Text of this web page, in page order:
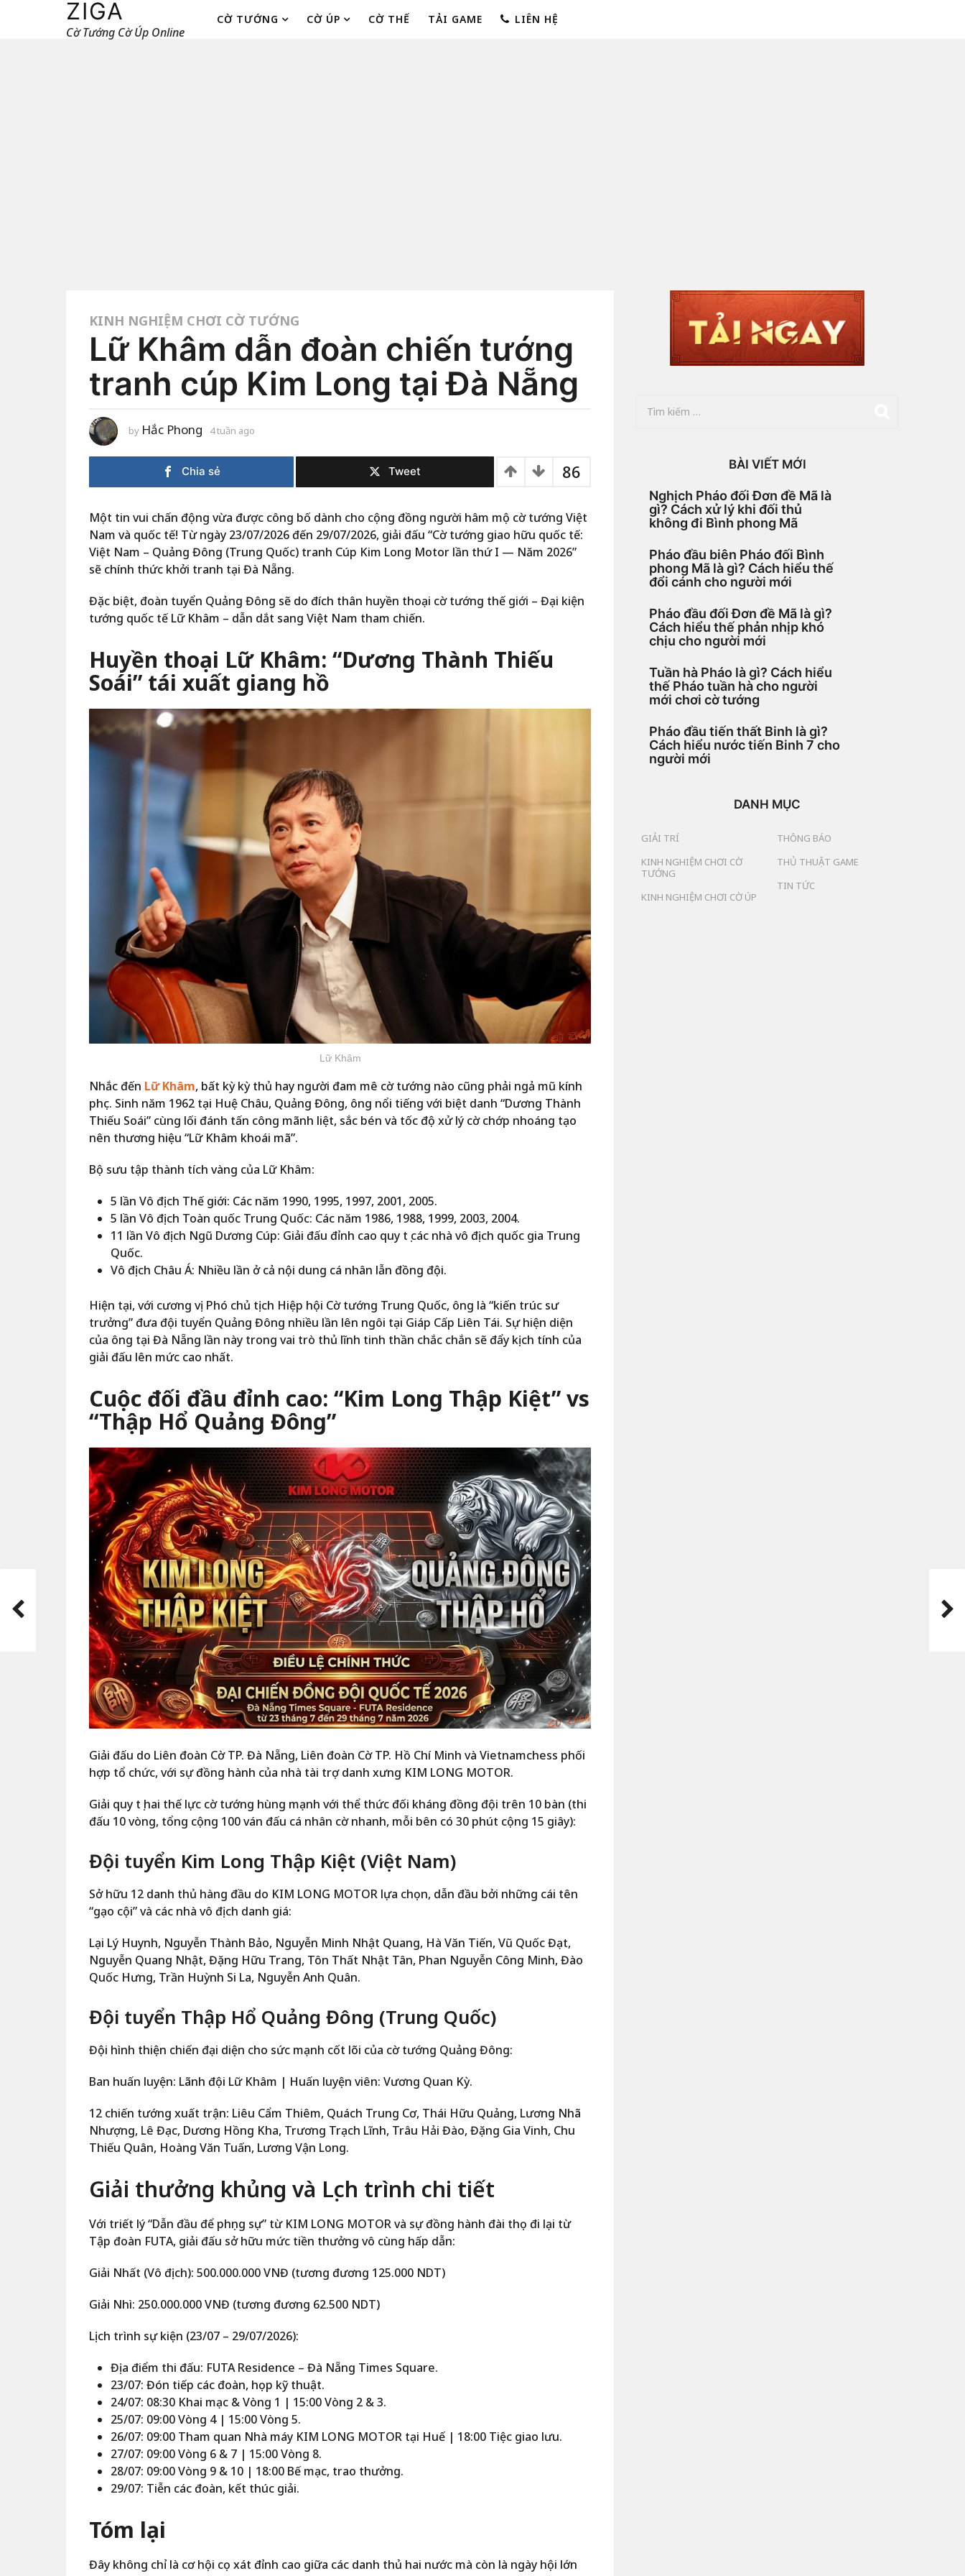
ZIGA
Cờ Tướng Cờ Úp Online
CỜ TƯỚNG CỜ ÚP CỜ THẾ TẢI GAME LIÊN HỆ
KINH NGHIỆM CHƠI CỜ TƯỚNG
Lữ Khâm dẫn đoàn chiến tướng
tranh cúp Kim Long tại Đà Nẵng
by Hắc Phong 4 tuần ago
ầ
g
86
Chia sẻ Tweet
Một tin vui chấn động vừa được công bố dành cho cộng đồng người hâm mộ cờ tướng Việt
Nam và quốc tế! Từ ngày 23/07/2026 đến 29/07/2026, giải đấu “Cờ tướng giao hữu quốc tế:
Việt Nam – Quảng Đông (Trung Quốc) tranh Cúp Kim Long Motor lần thứ I — Năm 2026”
sẽ chính thức khởi tranh tại Đà Nẵng.
Đặc biệt, đoàn tuyển Quảng Đông sẽ do đích thân huyền thoại cờ tướng thế giới – Đại kiện
tướng quốc tế Lữ Khâm – dẫn dắt sang Việt Nam tham chiến.
Huyền thoại Lữ Khâm: “Dương Thành Thiếu
Soái” tái xuất giang hồ
Lữ Khâm
Nhắc đến Lữ Khâm, bất kỳ kỳ thủ hay người đam mê cờ tướng nào cũng phải ngả mũ kính
phục. Sinh năm 1962 tại Huệ Châu, Quảng Đông, ông nổi tiếng với biệt danh “Dương Thành
Thiếu Soái” cùng lối đánh tấn công mãnh liệt, sắc bén và tốc độ xử lý cờ chớp nhoáng tạo
nên thương hiệu “Lữ Khâm khoái mã”.
Bộ sưu tập thành tích vàng của Lữ Khâm:
5 lần Vô địch Thế giới: Các năm 1990, 1995, 1997, 2001, 2005.
5 lần Vô địch Toàn quốc Trung Quốc: Các năm 1986, 1988, 1999, 2003, 2004.
11 lần Vô địch Ngũ Dương Cúp: Giải đấu đỉnh cao quy tụ các nhà vô địch quốc gia Trung
Quốc.
Vô địch Châu Á: Nhiều lần ở cả nội dung cá nhân lẫn đồng đội.
Hiện tại, với cương vị Phó chủ tịch Hiệp hội Cờ tướng Trung Quốc, ông là “kiến trúc sư
trưởng” đưa đội tuyển Quảng Đông nhiều lần lên ngôi tại Giáp Cấp Liên Tái. Sự hiện diện
của ông tại Đà Nẵng lần này trong vai trò thủ lĩnh tinh thần chắc chắn sẽ đẩy kịch tính của
giải đấu lên mức cao nhất.
Cuộc đối đầu đỉnh cao: “Kim Long Thập Kiệt” vs
“Thập Hổ Quảng Đông”
Giải đấu do Liên đoàn Cờ TP. Đà Nẵng, Liên đoàn Cờ TP. Hồ Chí Minh và Vietnamchess phối
hợp tổ chức, với sự đồng hành của nhà tài trợ danh xưng KIM LONG MOTOR.
Giải quy tụ hai thế lực cờ tướng hùng mạnh với thể thức đối kháng đồng đội trên 10 bàn (thi
đấu 10 vòng, tổng cộng 100 ván đấu cá nhân cờ nhanh, mỗi bên có 30 phút cộng 15 giây):
Đội tuyển Kim Long Thập Kiệt (Việt Nam)
Sở hữu 12 danh thủ hàng đầu do KIM LONG MOTOR lựa chọn, dẫn đầu bởi những cái tên
“gạo cội” và các nhà vô địch danh giá:
Lại Lý Huynh, Nguyễn Thành Bảo, Nguyễn Minh Nhật Quang, Hà Văn Tiến, Vũ Quốc Đạt,
Nguyễn Quang Nhật, Đặng Hữu Trang, Tôn Thất Nhật Tân, Phan Nguyễn Công Minh, Đào
Quốc Hưng, Trần Huỳnh Si La, Nguyễn Anh Quân.
Đội tuyển Thập Hổ Quảng Đông (Trung Quốc)
Đội hình thiện chiến đại diện cho sức mạnh cốt lõi của cờ tướng Quảng Đông:
Ban huấn luyện: Lãnh đội Lữ Khâm | Huấn luyện viên: Vương Quan Kỳ.
12 chiến tướng xuất trận: Liêu Cẩm Thiêm, Quách Trung Cơ, Thái Hữu Quảng, Lương Nhã
Nhượng, Lê Đạc, Dương Hồng Kha, Trương Trạch Lĩnh, Trâu Hải Đào, Đặng Gia Vinh, Chu
Thiếu Quân, Hoàng Văn Tuấn, Lương Vận Long.
Giải thưởng khủng và Lịch trình chi tiết
Với triết lý “Dẫn đầu để phụng sự” từ KIM LONG MOTOR và sự đồng hành đài thọ đi lại từ
Tập đoàn FUTA, giải đấu sở hữu mức tiền thưởng vô cùng hấp dẫn:
Giải Nhất (Vô địch): 500.000.000 VNĐ (tương đương 125.000 NDT)
Giải Nhì: 250.000.000 VNĐ (tương đương 62.500 NDT)
Lịch trình sự kiện (23/07 – 29/07/2026):
Địa điểm thi đấu: FUTA Residence – Đà Nẵng Times Square.
23/07: Đón tiếp các đoàn, họp kỹ thuật.
24/07: 08:30 Khai mạc & Vòng 1 | 15:00 Vòng 2 & 3.
25/07: 09:00 Vòng 4 | 15:00 Vòng 5.
26/07: 09:00 Tham quan Nhà máy KIM LONG MOTOR tại Huế | 18:00 Tiệc giao lưu.
27/07: 09:00 Vòng 6 & 7 | 15:00 Vòng 8.
28/07: 09:00 Vòng 9 & 10 | 18:00 Bế mạc, trao thưởng.
29/07: Tiễn các đoàn, kết thúc giải.
Tóm lại
Đây không chỉ là cơ hội cọ xát đỉnh cao giữa các danh thủ hai nước mà còn là ngày hội lớn
BÀI VIẾT MỚI
Nghịch Pháo đối Đơn đề Mã là
gì? Cách xử lý khi đối thủ
không đi Bình phong Mã
Pháo đầu biên Pháo đối Bình
phong Mã là gì? Cách hiểu thế
đổi cánh cho người mới
Pháo đầu đối Đơn đề Mã là gì?
Cách hiểu thế phản nhịp khó
chịu cho người mới
Tuần hà Pháo là gì? Cách hiểu
thế Pháo tuần hà cho người
mới chơi cờ tướng
Pháo đầu tiến thất Binh là gì?
Cách hiểu nước tiến Binh 7 cho
người mới
DANH MỤC
GIẢI TRÍ
KINH NGHIỆM CHƠI CỜ
TƯỚNG
KINH NGHIỆM CHƠI CỜ ÚP
THÔNG BÁO
THỦ THUẬT GAME
TIN TỨC